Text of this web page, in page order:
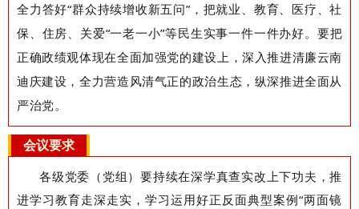
全力答好“群众持续增收新五问”，把就业、教育、医疗、社
保、住房、关爱“一老一小”等民生实事一件一件办好。 要把
正确政绩观体现在全面加强党的建设上，深入推进清廉云南
迪庆建设 ，全力营造风清气正的政治生态， 纵深推进全面从
严治党。
会议要求
各级党委（党组）要持续在深学真查实改上下功夫，推
进学习教育走深走实，学习运用好正反面典型案例“两面镜